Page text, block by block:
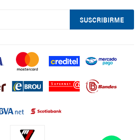
SUSCRIBIRME